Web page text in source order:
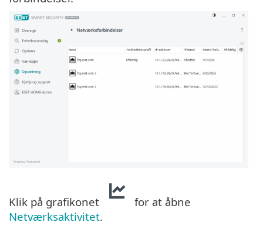
Klik på grafikonet
for at åbne
Netværksaktivitet.